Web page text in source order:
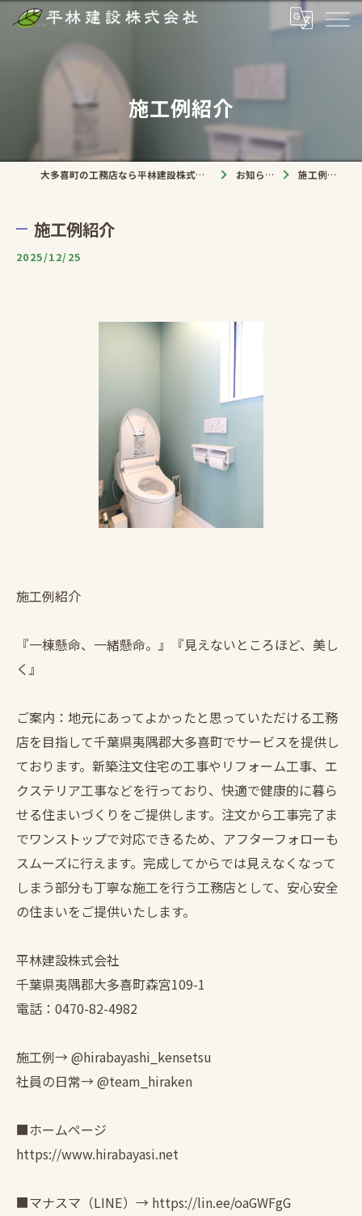
施工例紹介
大多喜町の工務店なら平林建設株式会社 お知らせ 施工例紹介
施工例紹介
2025/12/25
施工例紹介
『一棟懸命、一緒懸命。』『見えないところほど、美し
く』
ご案内：地元にあってよかったと思っていただける工務
店を目指して千葉県夷隅郡大多喜町でサービスを提供し
ております。新築注文住宅の工事やリフォーム工事、エ
クステリア工事などを行っており、快適で健康的に暮ら
せる住まいづくりをご提供します。注文から工事完了ま
でワンストップで対応できるため、アフターフォローも
スムーズに行えます。完成してからでは見えなくなって
しまう部分も丁寧な施工を行う工務店として、安心安全
の住まいをご提供いたします。
平林建設株式会社
千葉県夷隅郡大多喜町森宮109-1
電話：0470-82-4982
施工例→ @hirabayashi_kensetsu
社員の日常→ @team_hiraken
■ホームページ
https://www.hirabayasi.net
■マナスマ（LINE）→ https://lin.ee/oaGWFgG